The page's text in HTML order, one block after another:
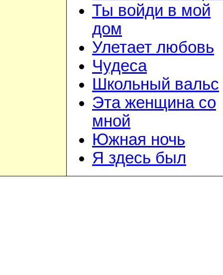
Ты войди в мой
дом
Улетает любовь
Чудеса
Школьный вальс
Эта женщина со
мной
Южная ночь
Я здесь был